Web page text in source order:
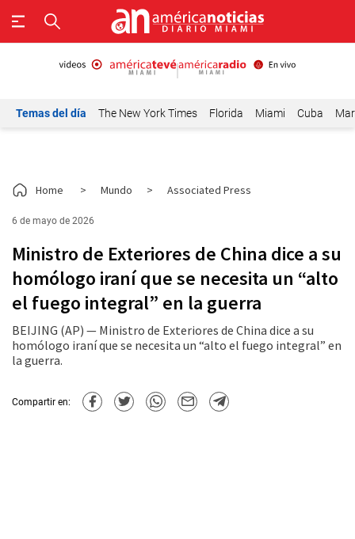
Temas del día The New York Times Florida Miami Cuba
Home > Mundo > Associated Press
6 de mayo de 2026
Ministro de Exteriores de China dice a su
homólogo iraní que se necesita un “alto
el fuego integral” en la guerra
BEIJING (AP) — Ministro de Exteriores de China dice a su
homólogo iraní que se necesita un “alto el fuego integral” en
la guerra.
Compartir en: